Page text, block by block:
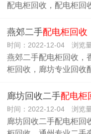
配电柜回收，配电柜
燕郊二手配电柜回收
时间：2022-12-04 浏览
燕郊二手配电柜回收，
柜回收，廊坊专业回收
廊坊回收二手配电柜
时间：2022-12-04 浏览
廊坊回收二手配电柜回